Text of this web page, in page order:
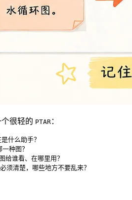
很轻的 PTAR ：
什么助手？
种图？
谁看、在哪里用？
清楚，哪些地方不要乱来？